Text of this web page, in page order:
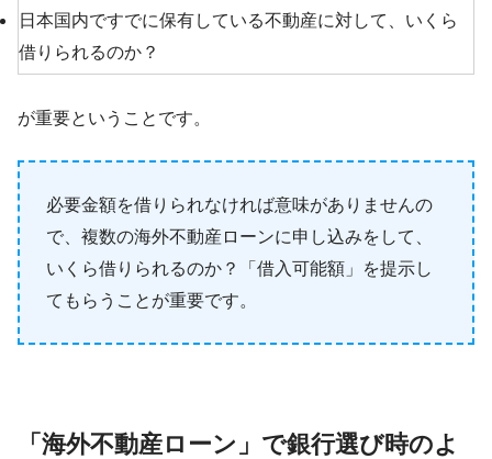
日本国内ですでに保有している不動産に対して、いくら
借りられるのか？
が重要ということです。
必要金額を借りられなければ意味がありませんの
で、複数の海外不動産ローンに申し込みをして、
いくら借りられるのか？「借入可能額」を提示し
てもらうことが重要です。
「海外不動産ローン」で銀行選び時のよ